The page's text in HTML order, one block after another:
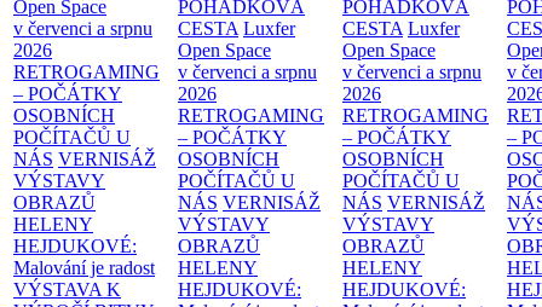
Open Space
v červenci a srpnu
2026
RETROGAMING
– POČÁTKY
OSOBNÍCH
POČÍTAČŮ U
NÁS VERNISÁŽ
VÝSTAVY
OBRAZŮ
HELENY
HEJDUKOVÉ:
Malování je radost
VÝSTAVA K
POHÁDKOVÁ
CESTA Luxfer
Open Space
v červenci a srpnu
2026
RETROGAMING
– POČÁTKY
OSOBNÍCH
POČÍTAČŮ U
NÁS VERNISÁŽ
VÝSTAVY
OBRAZŮ
HELENY
HEJDUKOVÉ:
POHÁDKOVÁ
CESTA Luxfer
Open Space
v červenci a srpnu
2026
RETROGAMING
– POČÁTKY
OSOBNÍCH
POČÍTAČŮ U
NÁS VERNISÁŽ
VÝSTAVY
OBRAZŮ
HELENY
HEJDUKOVÉ:
v
–